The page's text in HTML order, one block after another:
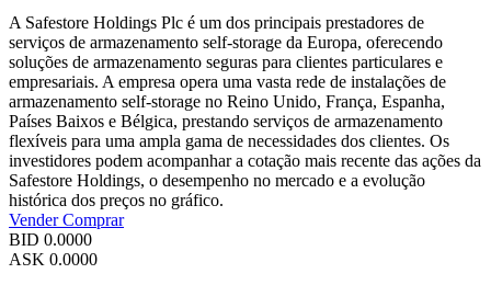
A Safestore Holdings Plc é um dos principais prestadores de
serviços de armazenamento self-storage da Europa, oferecendo
soluções de armazenamento seguras para clientes particulares e
empresariais. A empresa opera uma vasta rede de instalações de
armazenamento self-storage no Reino Unido, França, Espanha,
Países Baixos e Bélgica, prestando serviços de armazenamento
flexíveis para uma ampla gama de necessidades dos clientes. Os
investidores podem acompanhar a cotação mais recente das ações da
Safestore Holdings, o desempenho no mercado e a evolução
histórica dos preços no gráfico.
VenderComprar
BID 0.0000
ASK 0.0000